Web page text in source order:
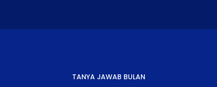
TANYA JAWAB BULAN